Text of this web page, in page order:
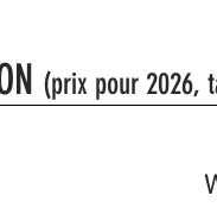
(prix pour 2026,